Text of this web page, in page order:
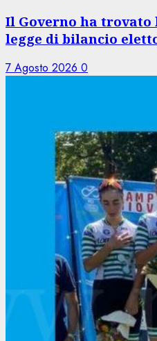
Il Governo ha trovato
legge di bilancio
7 Agosto 2026 0